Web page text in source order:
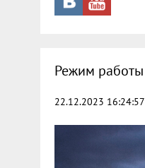
Режим
22.12.2023 16:24:57